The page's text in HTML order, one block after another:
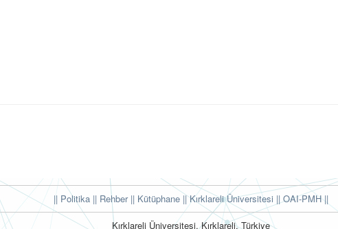
|| Politika || Rehber|| Kütüphane || Kırklareli Üniversitesi ||OAI-PMH ||
Kırklareli Üniversitesi, Kırklareli, Türkiye